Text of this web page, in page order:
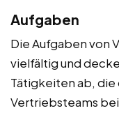
Aufgaben
Die Aufgaben von
vielfältig und
Tätigkeiten ab, die
Vertriebsteams